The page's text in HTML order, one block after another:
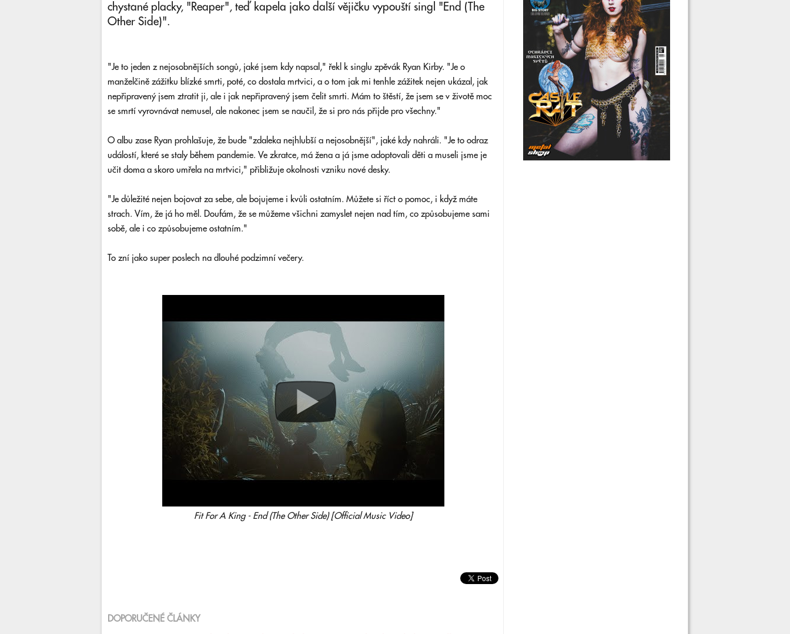
chystané placky, "Reaper", teď kapela jako další vějičku vypouští singl "End (The
Other Side)".
"Je to jeden z nejosobnějších songů, jaké jsem kdy napsal," řekl k singlu zpěvák Ryan Kirby. "Je o
manželčině zážitku blízké smrti, poté, co dostala mrtvici, a o tom jak mi tenhle zážitek nejen ukázal, jak
nepřipravený jsem ztratit ji, ale i jak nepřipravený jsem čelit smrti. Mám to štěstí, že jsem se v životě moc
se smrtí vyrovnávat nemusel, ale nakonec jsem se naučil, že si pro nás přijde pro všechny."
O albu zase Ryan prohlašuje, že bude "zdaleka nejhlubší a nejosobnější", jaké kdy nahráli. "Je to odraz
událostí, které se staly během pandemie. Ve zkratce, má žena a já jsme adoptovali děti a museli jsme je
učit doma a skoro umřela na mrtvici," přibližuje okolnosti vzniku nové desky.
"Je důležité nejen bojovat za sebe, ale bojujeme i kvůli ostatním. Můžete si říct o pomoc, i když máte
strach. Vím, že já ho měl. Doufám, že se můžeme všichni zamyslet nejen nad tím, co způsobujeme sami
sobě, ale i co způsobujeme ostatním."
To zní jako super poslech na dlouhé podzimní večery.
Fit For A King - End (The Other Side) [Official Music Video]
DOPORUČENÉ ČLÁNKY